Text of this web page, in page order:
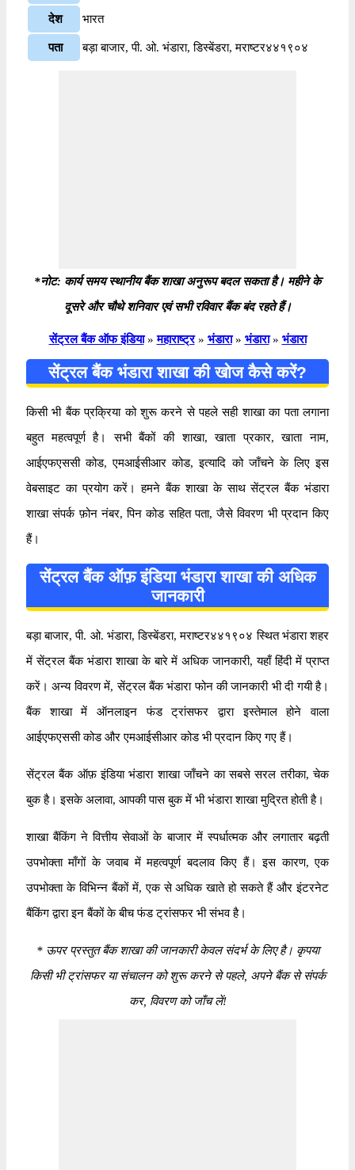
देश भारत
पता बड़ा बाजार, पी. ओ. भंडारा, डिस्बेंडरा, मराष्टर४४१९०४
*नोट: कार्य समय स्थानीय बैंक शाखा अनुरूप बदल सकता है। महीने के
दूसरे और चौथे शनिवार एवं सभी रविवार बैंक बंद रहते हैं।
सेंट्रल बैंक ऑफ इंडिया » महाराष्ट्र » भंडारा » भंडारा » भंडारा
सेंट्रल बैंक भंडारा शाखा की खोज कैसे करें?
किसी भी बैंक प्रक्रिया को शुरू करने से पहले सही शाखा का पता लगाना
बहुत महत्वपूर्ण है। सभी बैंकों की शाखा, खाता प्रकार, खाता नाम,
आईएफएससी कोड, एमआईसीआर कोड, इत्यादि को जाँचने के लिए इस
वेबसाइट का प्रयोग करें। हमने बैंक शाखा के साथ सेंट्रल बैंक भंडारा
शाखा संपर्क फ़ोन नंबर, पिन कोड सहित पता, जैसे विवरण भी प्रदान किए
हैं।
सेंट्रल बैंक ऑफ़ इंडिया भंडारा शाखा की अधिक
जानकारी
बड़ा बाजार, पी. ओ. भंडारा, डिस्बेंडरा, मराष्टर४४१९०४ स्थित भंडारा शहर
में सेंट्रल बैंक भंडारा शाखा के बारे में अधिक जानकारी, यहाँ हिंदी में प्राप्त
करें। अन्य विवरण में, सेंट्रल बैंक भंडारा फोन की जानकारी भी दी गयी है।
बैंक शाखा में ऑनलाइन फंड ट्रांसफर द्वारा इस्तेमाल होने वाला
आईएफएससी कोड और एमआईसीआर कोड भी प्रदान किए गए हैं।
सेंट्रल बैंक ऑफ़ इंडिया भंडारा शाखा जाँचने का सबसे सरल तरीका, चेक
बुक है। इसके अलावा, आपकी पास बुक में भी भंडारा शाखा मुद्रित होती है।
शाखा बैंकिंग ने वित्तीय सेवाओं के बाजार में स्पर्धात्मक और लगातार बढ़ती
उपभोक्ता माँगों के जवाब में महत्वपूर्ण बदलाव किए हैं। इस कारण, एक
उपभोक्ता के विभिन्न बैंकों में, एक से अधिक खाते हो सकते हैं और इंटरनेट
बैंकिंग द्वारा इन बैंकों के बीच फंड ट्रांसफर भी संभव है।
*ऊपर प्रस्तुत बैंक शाखा की जानकारी केवल संदर्भ के लिए है। कृपया
किसी भी ट्रांसफर या संचालन को शुरू करने से पहले, अपने बैंक से संपर्क
कर, विवरण को जाँच लें!